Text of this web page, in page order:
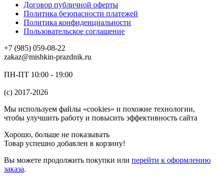
Договор публичной оферты
Политика безопасности платежей
Политика конфиденциальности
Пользовательское соглашение
+7 (985) 059-08-22
zakaz@mishkin-prazdnik.ru
ПН-ПТ 10:00 - 19:00
(c) 2017-2026
Мы используем файлы «cookies» и похожие технологии,
чтобы улучшить работу и повысить эффективность сайта
Хорошо, больше не показывать
Товар успешно добавлен в корзину!
Вы можете продолжить покупки или перейти к оформлению
заказа.